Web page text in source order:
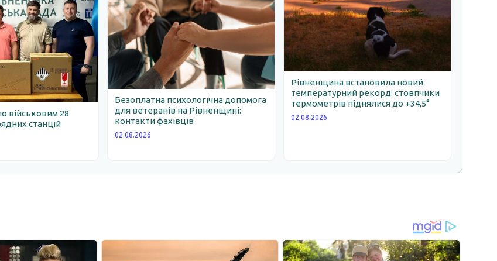
військовим 28
станцій
Безоплатна психологічна допомога
для ветеранів на Рівненщині:
контакти фахівців
02.08.2026
Рівненщина встановила новий
температурний рекорд: стовпчики
термометрів піднялися до +34,5°
02.08.2026